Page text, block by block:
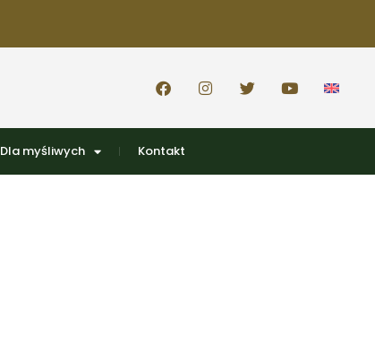
Dla myśliwych Kontakt